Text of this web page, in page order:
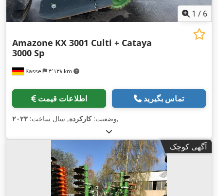
1 / 6
Kassel ۴٬۱۳۸ km
Amazone KX 3001 Culti + Cataya
3000 Sp
اطلاعات قیمت تماس بگیرید
وضعیت:کارکرده, سال ساخت: ۲۰۲۳ ,
آگهی کوچک